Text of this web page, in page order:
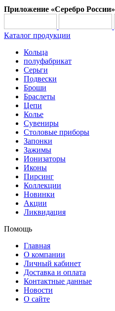
Приложение «Серебро России»
Каталог продукции
Кольца
полуфабрикат
Серьги
Подвески
Броши
Браслеты
Цепи
Колье
Сувениры
Столовые приборы
Запонки
Зажимы
Ионизаторы
Иконы
Пирсинг
Коллекции
Новинки
Акции
Ликвидация
Помощь
Главная
О компании
Личный кабинет
Доставка и оплата
Контактные данные
Новости
О сайте